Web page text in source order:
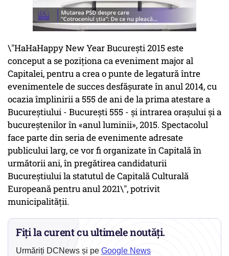
\"HaHaHappy New Year Bucureşti 2015 este
conceput a se poziţiona ca eveniment major al
Capitalei, pentru a crea o punte de legatură între
evenimentele de succes desfăşurate în anul 2014, cu
ocazia împlinirii a 555 de ani de la prima atestare a
Bucureştiului - Bucureşti 555 - şi intrarea oraşului şi a
bucureştenilor în «anul luminii», 2015. Spectacolul
face parte din seria de evenimente adresate
publicului larg, ce vor fi organizate în Capitală în
următorii ani, în pregătirea candidaturii
Bucureştiului la statutul de Capitală Culturală
Europeană pentru anul 2021\", potrivit
municipalităţii.
Fiți la curent cu ultimele noutăți.
Urmăriți DCNews și pe Google News